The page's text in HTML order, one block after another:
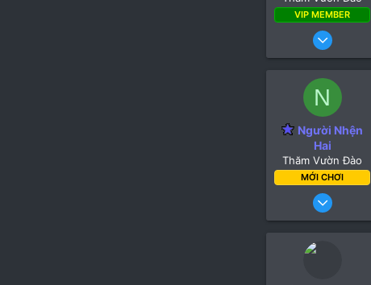
VIP MEMBER
14
N
Người Nhện
Hai
Thăm Vườn Đào
MỚI CHƠI
2